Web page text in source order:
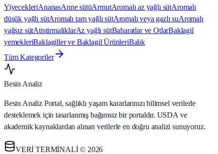
YiyecekleriAnanasAnne sütüArmutAromalı az yağlı sütAromalı
düşük yağlı sütAromalı tam yağlı sütAromalı veya gazlı suAromalı
yağsız sütAtistirmaliklarAz yağlı sütBaharatlar ve OtlarBaklagil
yemekleriBaklagiller ve Baklagil ÜrünleriBalık
Tüm Kategoriler
Besin Analiz
Besin Analiz Portal, sağlıklı yaşam kararlarınızı bilimsel verilerle
desteklemek için tasarlanmış bağımsız bir portaldır. USDA ve
akademik kaynaklardan alınan verilerle en doğru analizi sunuyoruz.
VERİ TERMİNALİ © 2026